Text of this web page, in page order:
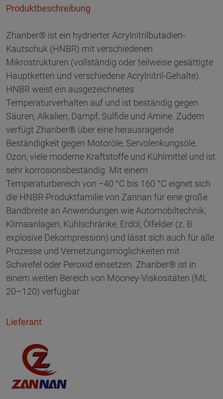
Produktbeschreibung
Zhanber® ist ein hydrierter Acrylnitrilbutadien-
Kautschuk (HNBR) mit verschiedenen
Mikrostrukturen (vollständig oder teilweise gesättigte
Hauptketten und verschiedene Acrylnitril-Gehalte).
HNBR weist ein ausgezeichnetes
Temperaturverhalten auf und ist beständig gegen
Säuren, Alkalien, Dampf, Sulfide und Amine. Zudem
verfügt Zhanber® über eine herausragende
Beständigkeit gegen Motoröle, Servolenkungsöle,
Ozon, viele moderne Kraftstoffe und Kühlmittel und ist
sehr korrosionsbeständig. Mit einem
Temperaturbereich von −40 °C bis 160 °C eignet sich
die HNBR-Produktfamilie von Zannan für eine große
Bandbreite an Anwendungen wie Automobiltechnik,
Klimaanlagen, Kühlschränke, Erdöl, Ölfelder (z. B.
explosive Dekompression) und lässt sich auch für alle
Prozesse und Vernetzungsmöglichkeiten mit
Schwefel oder Peroxid einsetzen. Zhanber® ist in
einem weiten Bereich von Mooney-Viskositäten (ML
20–120) verfügbar.
Lieferant